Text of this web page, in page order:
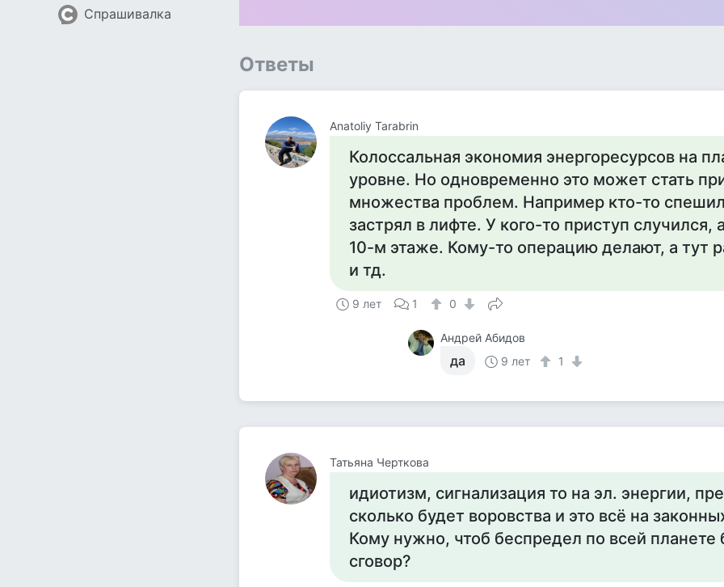
Спрашивалка
Ответы
Anatoliy Tarabrin
Колоссальная экономия энергоресурсов на
уровне. Но одновременно это может стать
множества проблем. Например кто-то
застрял в лифте. У кого-то приступ случился,
10-м этаже. Кому-то операцию делают, а тут
и тд.
9 лет 1 0
Андрей Абидов
да 9 лет 1
Татьяна Черткова
идиотизм, сигнализация то на эл. энергии,
сколько будет воровства и это всё на
Кому нужно, чтоб беспредел по всей планете
сговор?